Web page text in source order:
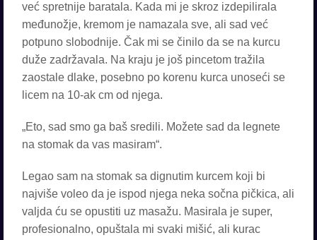
već spretnije baratala. Kada mi je skroz izdepilirala
međunožje, kremom je namazala sve, ali sad već
potpuno slobodnije. Čak mi se činilo da se na kurcu
duže zadržavala. Na kraju je još pincetom tražila
zaostale dlake, posebno po korenu kurca unoseći se
licem na 10-ak cm od njega.
„Eto, sad smo ga baš sredili. Možete sad da legnete
na stomak da vas masiram“.
Legao sam na stomak sa dignutim kurcem koji bi
najviše voleo da je ispod njega neka sočna pičkica, ali
valjda ću se opustiti uz masažu. Masirala je super,
profesionalno, opuštala mi svaki mišić, ali kurac